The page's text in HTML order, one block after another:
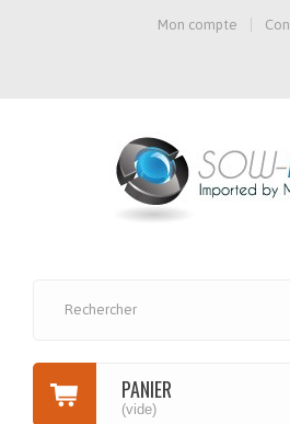
Mon compte
PANIER
(vide)